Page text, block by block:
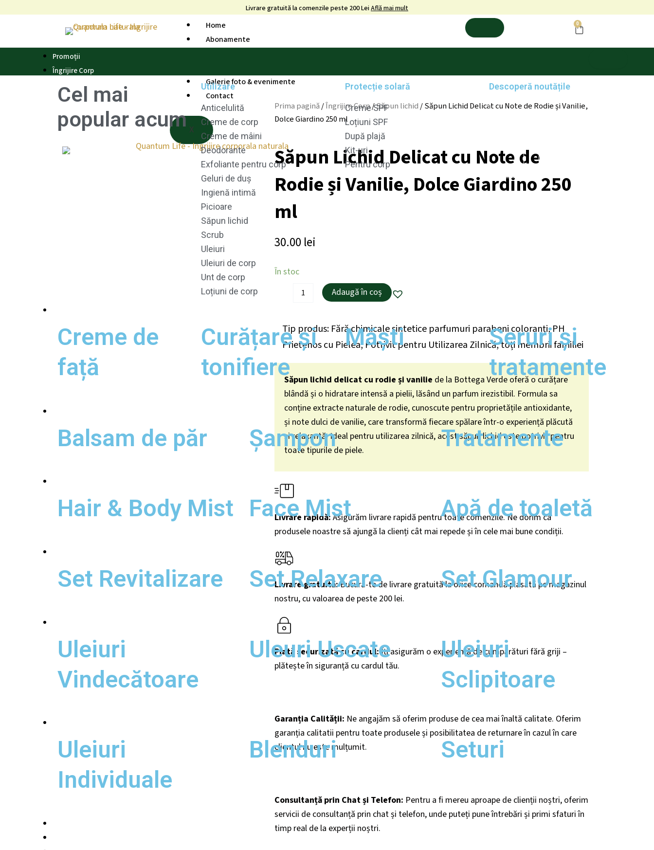
Livrare gratuită la comenzile peste 200 LeiAflă mai mult
Home
Abonamente
Galerie foto & evenimente
Contact
X
0
Promoții
Îngrijire Corp
Cel mai
popular acum
Utilizare
Anticelulită
Creme de corp
Creme de mâini
Deodorante
Exfoliante pentru corp
Geluri de duș
Ingienă intimă
Picioare
Săpun lichid
Scrub
Uleiuri
Uleiuri de corp
Unt de corp
Loțiuni de corp
Protecție solară
Creme SPF
Loțiuni SPF
După plajă
Kit-uri
Pentru corp
Descoperă noutățile
Creme de
față
Curățare și
tonifiere
Măști
Seruri și
tratamente
Balsam de păr Șampon Tratamente
Hair & Body Mist Face Mist Apă de toaletă
Set Revitalizare Set Relaxare Set Glamour
Uleiuri
Vindecătoare
Uleuri Uscate
Uleiuri
Sclipitoare
Uleiuri
Individuale
Blenduri Seturi
Prima pagină/Îngrijire Corp/Săpun lichid/ Săpun Lichid Delicat cu Note de Rodie și Vanilie,
Dolce Giardino 250 ml
Săpun Lichid Delicat cu Note de
Rodie și Vanilie, Dolce Giardino 250
ml
30.00lei
În stoc
Cantitate
Rodie
și
Dolce
Giardino
Adaugă în coș
Tip produs: Fără chimicale sintetice parfumuri parabeni coloranți,PH
Prietenos cu Pielea,Potrivit pentru Utilizarea Zilnică,toți membrii familiei
Săpun lichid delicat cu rodie și vanilie de la Bottega Verde oferă o curățare
blândă și o hidratare intensă a pielii, lăsând un parfum irezistibil. Formula sa
conține extracte naturale de rodie, cunoscute pentru proprietățile antioxidante,
și note dulci de vanilie, care transformă fiecare spălare într-o experiență plăcută
și relaxantă. Ideal pentru utilizarea zilnică, acest săpun lichid este potrivit pentru
toate tipurile de piele.
Livrare rapidă:Asigurăm livrare rapidă pentru toate comenzile. Ne dorim ca
produsele noastre să ajungă la clienți cât mai repede și în cele mai bune condiții.
Livrare gratuită:Bucură-te de livrare gratuită la orice comandă plasată pe magazinul
nostru, cu valoarea de peste 200 lei.
Plată securizată cu cardul:Îți asigurăm o experiență de cumpărături fără griji –
plătește în siguranță cu cardul tău.
Garanția Calității: Ne angajăm să oferim produse de cea mai înaltă calitate. Oferim
garanția calitatii pentru toate produsele și posibilitatea de returnare în cazul în care
clientul nu este mulțumit.
Consultanță prin Chat și Telefon: Pentru a fi mereu aproape de clienții noștri, oferim
servicii de consultanță prin chat și telefon, unde puteți pune întrebări și primi sfaturi în
timp real de la experții noștri.